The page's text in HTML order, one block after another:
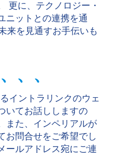
更に、テクノロジー・
ニットとの連携を通
来を見通すお手伝いも
、、
イントラリンクのウェ
いてお話ししますの
また、インペリアルが
お問合せをご希望でし
ールアドレス宛にご連